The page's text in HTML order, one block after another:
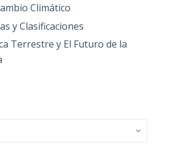
Climático
y Clasificaciones
Terrestre y El Futuro de la